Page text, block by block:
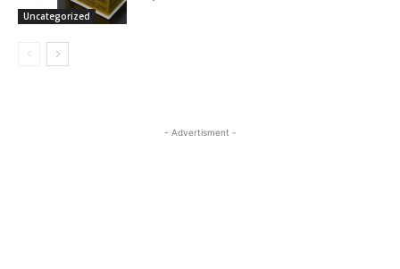
Uncategorized
- Advertisment -